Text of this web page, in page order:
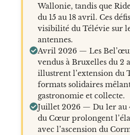
Wallonie, tandis que
du 15 au 18 avril. Ces
visibilité du Télévie sur
antennes.
Avril 2026 — Les
vendus à Bruxelles du 2
illustrent l’extension du
formats solidaires
gastronomie et collecte.
Juillet 2026 — Du 1er au
du Cœur prolongent
avec l’ascension du